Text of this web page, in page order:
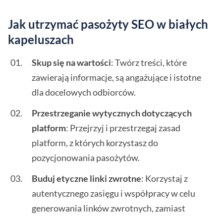
Jak utrzymać pasożyty SEO w białych
kapeluszach
Skup się na wartości: Twórz treści, które
zawierają informacje, są angażujące i istotne
dla docelowych odbiorców.
Przestrzeganie wytycznych dotyczących
platform: Przejrzyj i przestrzegaj zasad
platform, z których korzystasz do
pozycjonowania pasożytów.
Buduj etyczne linki zwrotne: Korzystaj z
autentycznego zasięgu i współpracy w celu
generowania linków zwrotnych, zamiast